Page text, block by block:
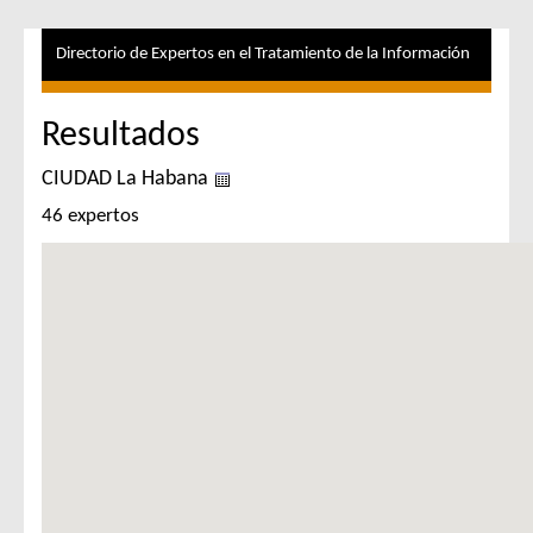
Directorio de Expertos en el Tratamiento de la Información
Resultados
CIUDAD La Habana
46 expertos